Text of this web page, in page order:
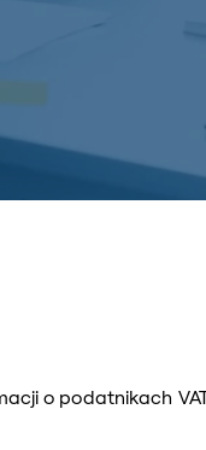
o podatnikach